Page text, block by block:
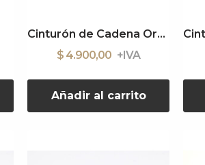
Cinturón de Cadena Organic Gold
$ 4.900,00
Añadir al carrito